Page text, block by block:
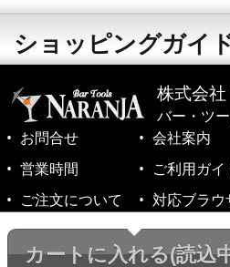
カートに入れる(読込
ショッピングガイ
株式会
バー・ツ
お問合せ
会社案内
営業時間
ご利用ガイ
ご注文について
対応ブラウ
©1999-2026 NARANJA Inc.